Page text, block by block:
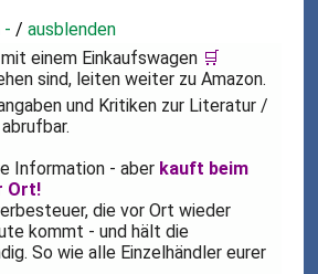
- /ausblenden
einem Einkaufswagen 🛒
sind, leiten weiter zu Amazon.
und Kritiken zur Literatur /
Information - aber kauft beim
Ort!
die vor Ort wieder
kommt - und hält die
So wie alle Einzelhändler eurer